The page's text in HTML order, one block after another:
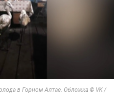
в Горном Алтае. Обложка © VK /